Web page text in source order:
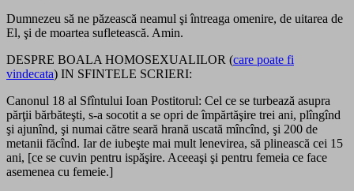
Dumnezeu să ne păzească neamul şi întreaga omenire, de uitarea de
El, şi de moartea sufletească. Amin.
DESPRE BOALA HOMOSEXUALILOR (care poate fi
vindecata) IN SFINTELE SCRIERI:
Canonul 18 al Sfîntului Ioan Postitorul: Cel ce se turbează asupra
părţii bărbăteşti, s-a socotit a se opri de împărtăşire trei ani, plîngînd
şi ajunînd, şi numai către seară hrană uscată mîncînd, şi 200 de
metanii făcînd. Iar de iubeşte mai mult lenevirea, să plinească cei 15
ani, [ce se cuvin pentru ispăşire. Aceeaşi şi pentru femeia ce face
asemenea cu femeie.]